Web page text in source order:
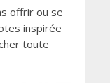
offrir ou se
inspirée
toute